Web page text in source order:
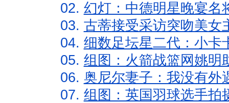
02. 幻灯：中德明星晚宴名
03. 古蒂接受采访突吻美女
04. 细数足坛星二代：小卡
05. 组图：火箭战篮网姚明
06. 奥尼尔妻子：我没有外
07. 组图：英国羽球选手拍